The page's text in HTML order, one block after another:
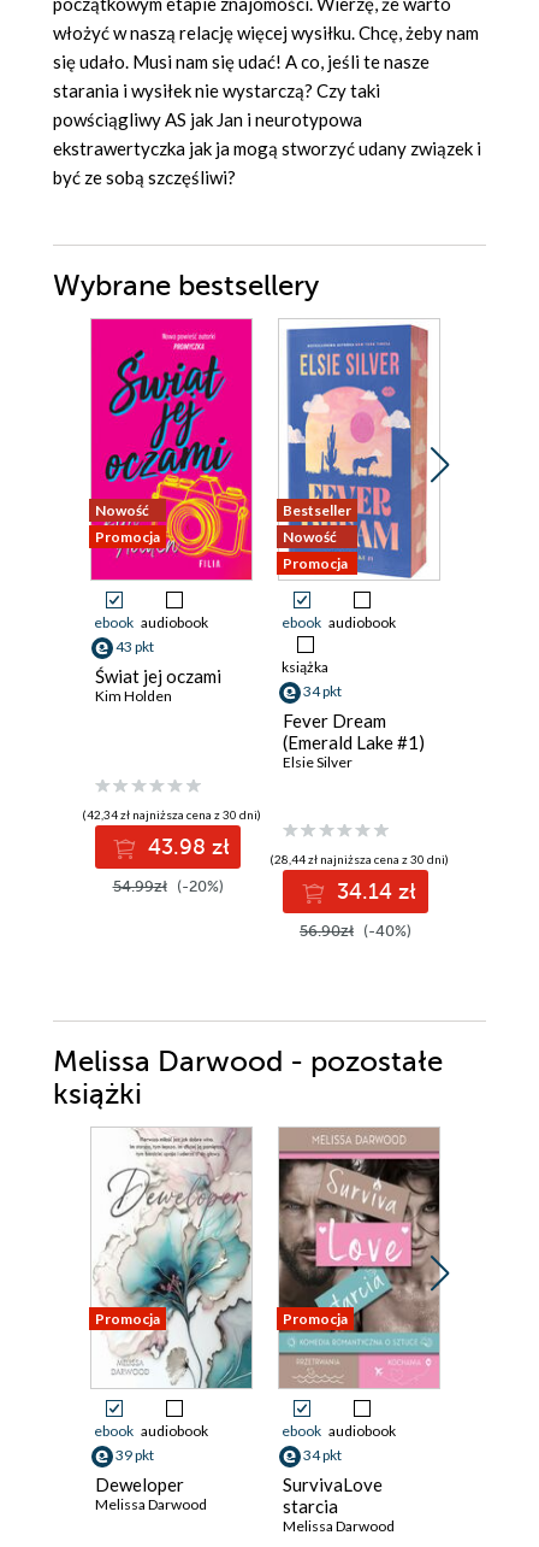
włożyć w naszą relację więcej wysiłku. Chcę, żeby nam
się udało. Musi nam się udać! A co, jeśli te nasze
starania i wysiłek nie wystarczą? Czy taki
powściągliwy AS jak Jan i neurotypowa
ekstrawertyczka jak ja mogą stworzyć udany związek i
być ze sobą szczęśliwi?
Wybrane bestsellery
Nowość
Promocja
ebook audiobook
43 pkt
Świat jej oczami
Kim Holden
(42,34 zł najniższa cena z 30 dni)
43.98 zł
54.99zł (-20%)
Bestseller
Nowość
Promocja
ebook audiobook
książka
34 pkt
Fever Dream
(Emerald Lake #1)
Elsie Silver
(28,44 zł najniższa cena z 30 dni)
34.14 zł
56.90zł (-40%)
Melissa Darwood - pozostałe
książki
Promocja
ebook audiobook
39 pkt
Deweloper
Melissa Darwood
Promocja
ebook audiobook
34 pkt
SurvivaLove
starcia
Melissa Darwood